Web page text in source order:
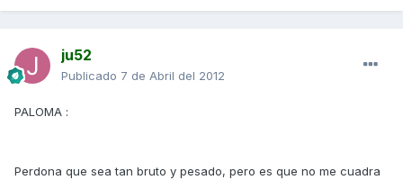
ju52
Publicado 7 de Abril del 2012
PALOMA :
Perdona que sea tan bruto y pesado, pero es que no me cuadra